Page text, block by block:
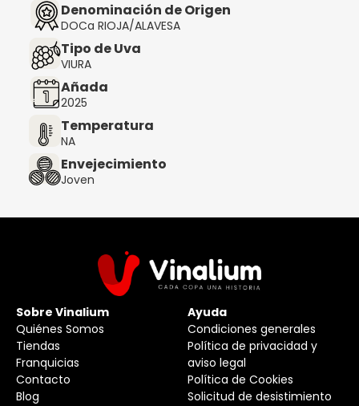
Denominación de Origen
DOCa RIOJA/ALAVESA
Tipo de Uva
VIURA
Añada
2025
Temperatura
NA
Envejecimiento
Joven
Sobre Vinalium
Quiénes Somos
Tiendas
Franquicias
Contacto
Blog
Ayuda
Condiciones generales
Política de privacidad y
aviso legal
Política de Cookies
Solicitud de desistimiento